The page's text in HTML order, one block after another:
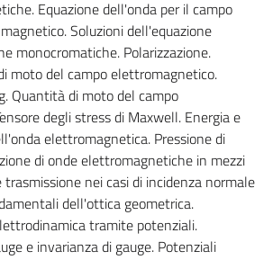
Equazione dell'onda per il campo
Soluzioni dell'equazione
monocromatiche. Polarizzazione.
moto del campo elettromagnetico.
Quantità di moto del campo
degli stress di Maxwell. Energia e
elettromagnetica. Pressione di
di onde elettromagnetiche in mezzi
trasmissione nei casi di incidenza normale
dell'ottica geometrica.
tramite potenziali.
e invarianza di gauge. Potenziali